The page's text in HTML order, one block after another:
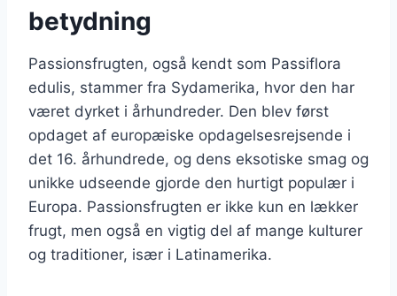
betydning
Passionsfrugten, også kendt som Passiflora
edulis, stammer fra Sydamerika, hvor den har
været dyrket i århundreder. Den blev først
opdaget af europæiske opdagelsesrejsende i
det 16. århundrede, og dens eksotiske smag og
unikke udseende gjorde den hurtigt populær i
Europa. Passionsfrugten er ikke kun en lækker
frugt, men også en vigtig del af mange kulturer
og traditioner, især i Latinamerika.